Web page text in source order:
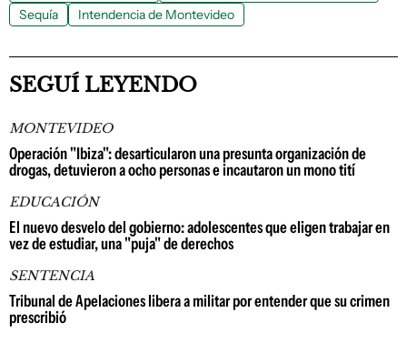
Sequía
Intendencia de Montevideo
SEGUÍ LEYENDO
MONTEVIDEO
Operación "Ibiza": desarticularon una presunta organización de
drogas, detuvieron a ocho personas e incautaron un mono tití
EDUCACIÓN
El nuevo desvelo del gobierno: adolescentes que eligen trabajar en
vez de estudiar, una "puja" de derechos
SENTENCIA
Tribunal de Apelaciones libera a militar por entender que su crimen
prescribió